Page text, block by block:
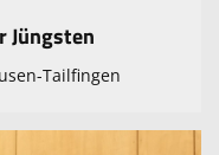
Jüngsten
Tailfingen